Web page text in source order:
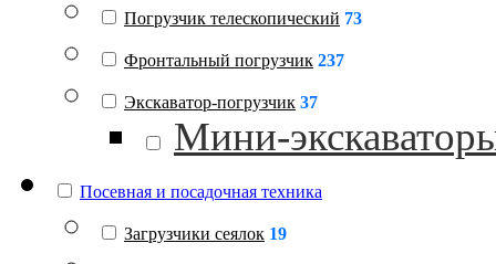
Погрузчик телескопический 73
Фронтальный погрузчик 237
Экскаватор-погрузчик 37
Мини-
Посевная и посадочная техника
Загрузчики сеялок 19